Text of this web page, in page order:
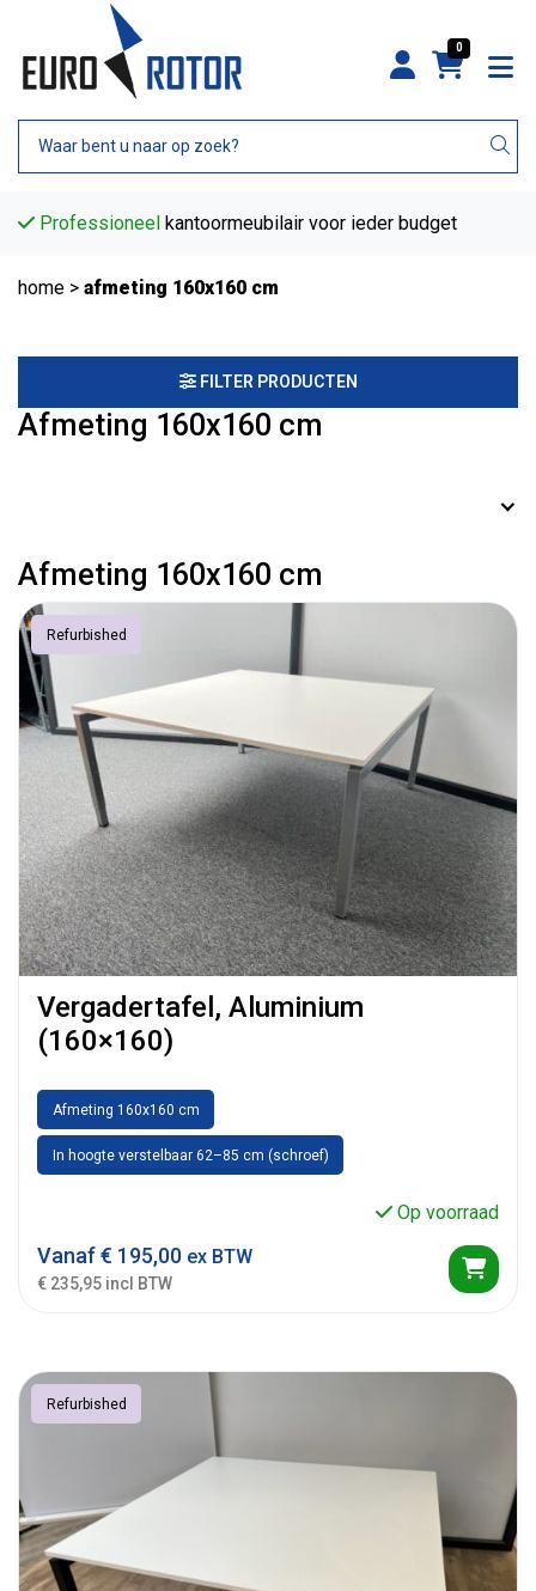
0
Professioneel kantoormeubilair voor ieder budget
home > afmeting 160x160 cm
FILTER PRODUCTEN
Afmeting 160x160 cm
Afmeting 160x160 cm
Refurbished
Vergadertafel, Aluminium
(160×160)
Afmeting 160x160 cm
In hoogte verstelbaar 62–85 cm (schroef)
Op voorraad
Vanaf€ 195,00 ex BTW
€ 235,95 incl BTW
Refurbished